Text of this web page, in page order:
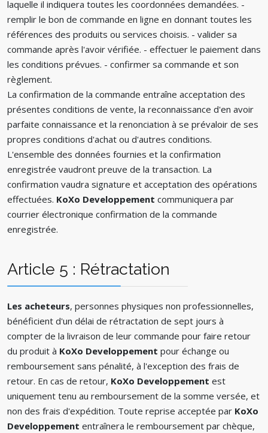
laquelle il indiquera toutes les coordonnées demandées. -
remplir le bon de commande en ligne en donnant toutes les
références des produits ou services choisis. - valider sa
commande après l'avoir vérifiée. - effectuer le paiement dans
les conditions prévues. - confirmer sa commande et son
règlement.
La confirmation de la commande entraîne acceptation des
présentes conditions de vente, la reconnaissance d'en avoir
parfaite connaissance et la renonciation à se prévaloir de ses
propres conditions d'achat ou d'autres conditions.
L'ensemble des données fournies et la confirmation
enregistrée vaudront preuve de la transaction. La
confirmation vaudra signature et acceptation des opérations
effectuées. KoXo Developpement communiquera par
courrier électronique confirmation de la commande
enregistrée.
Article 5 : Rétractation
Les acheteurs, personnes physiques non professionnelles,
bénéficient d'un délai de rétractation de sept jours à
compter de la livraison de leur commande pour faire retour
du produit à KoXo Developpement pour échange ou
remboursement sans pénalité, à l'exception des frais de
retour. En cas de retour, KoXo Developpement est
uniquement tenu au remboursement de la somme versée, et
non des frais d'expédition. Toute reprise acceptée par KoXo
Developpement entraînera le remboursement par chèque,